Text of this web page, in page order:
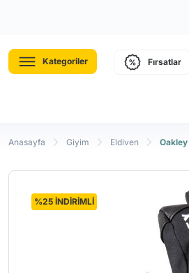
Kategoriler Fırsatlar
Anasayfa Giyim Eldiven
%25 İNDİRİMLİ